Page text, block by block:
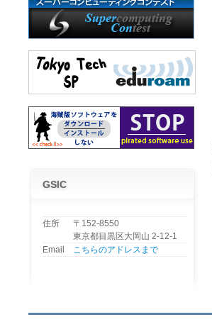
GSIC
住所
〒152-8550
東京都目黒区大岡山 2-12-1
Email
こちらのアドレスまで